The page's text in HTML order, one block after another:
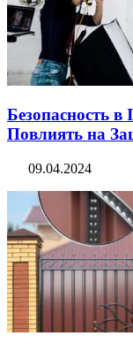
Безопасность
Повлиять на
09.04.2024